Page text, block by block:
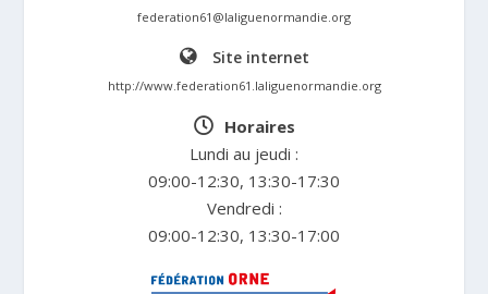
federation61@laliguenormandie.org
Site internet
http://www.federation61.laliguenormandie.org
Horaires
Lundi au jeudi :
09:00-12:30, 13:30-17:30
Vendredi :
09:00-12:30, 13:30-17:00